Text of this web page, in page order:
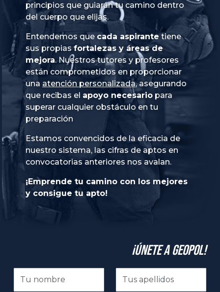
principios que guiarán tu camino dentro
del cuerpo que elijas.
Entendemos que cada aspirante tiene
sus propias fortalezas y áreas de
mejora. Nuestros tutores y profesores
están comprometidos en proporcionar
una atención personalizada, asegurando
que recibas el apoyo necesario para
superar cualquier obstáculo en tu
preparación
Estamos convencidos de la eficacia de
nuestro sistema, las cifras de aptos en
convocatorias anteriores nos avalan.
¡Emprende tu camino con los mejores
y consigue tu apto!
¡Únete a GeoPol!